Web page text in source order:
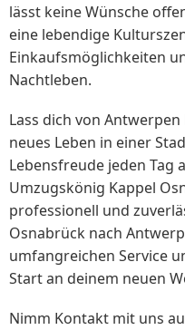
lässt keine Wünsche
eine lebendige
Einkaufsmöglichkeiten
Nachtleben.
Lass dich von
neues Leben in einer
Lebensfreude jeden Tag
Umzugskönig Kappel
professionell und
Osnabrück nach
umfangreichen Service
Start an deinem neuen
Nimm Kontakt mit uns